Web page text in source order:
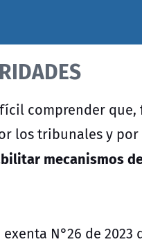
comprender
los tribunales y
mecanismos
N°26 de